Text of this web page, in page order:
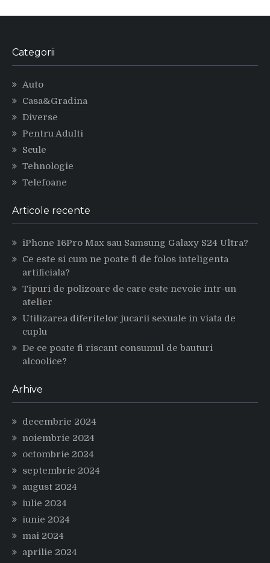
Categorii
Auto
Casa&Gradina
Diverse
Pentru Adulti
Scule
Tehnologie
Telefoane
Articole recente
iPhone 16Pro Max sau Samsung Galaxy S24 Ultra?
Ce este si cum ne poate fi de folos inteligenta
artificiala?
Tipuri de polizoare de care este nevoie intr-un
atelier
Utilizarea diferitelor jucarii sexuale in viata de
cuplu
De ce poate fi riscant consumul de bauturi
alcoolice?
Arhive
decembrie 2024
noiembrie 2024
octombrie 2024
septembrie 2024
august 2024
iulie 2024
iunie 2024
mai 2024
aprilie 2024